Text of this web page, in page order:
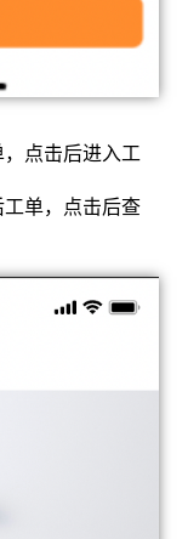
点击后进入工
单，点击后查